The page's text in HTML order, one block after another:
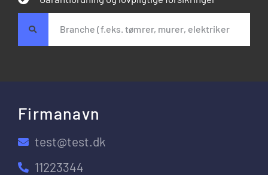
Firmanavn
test@test.dk
11223344